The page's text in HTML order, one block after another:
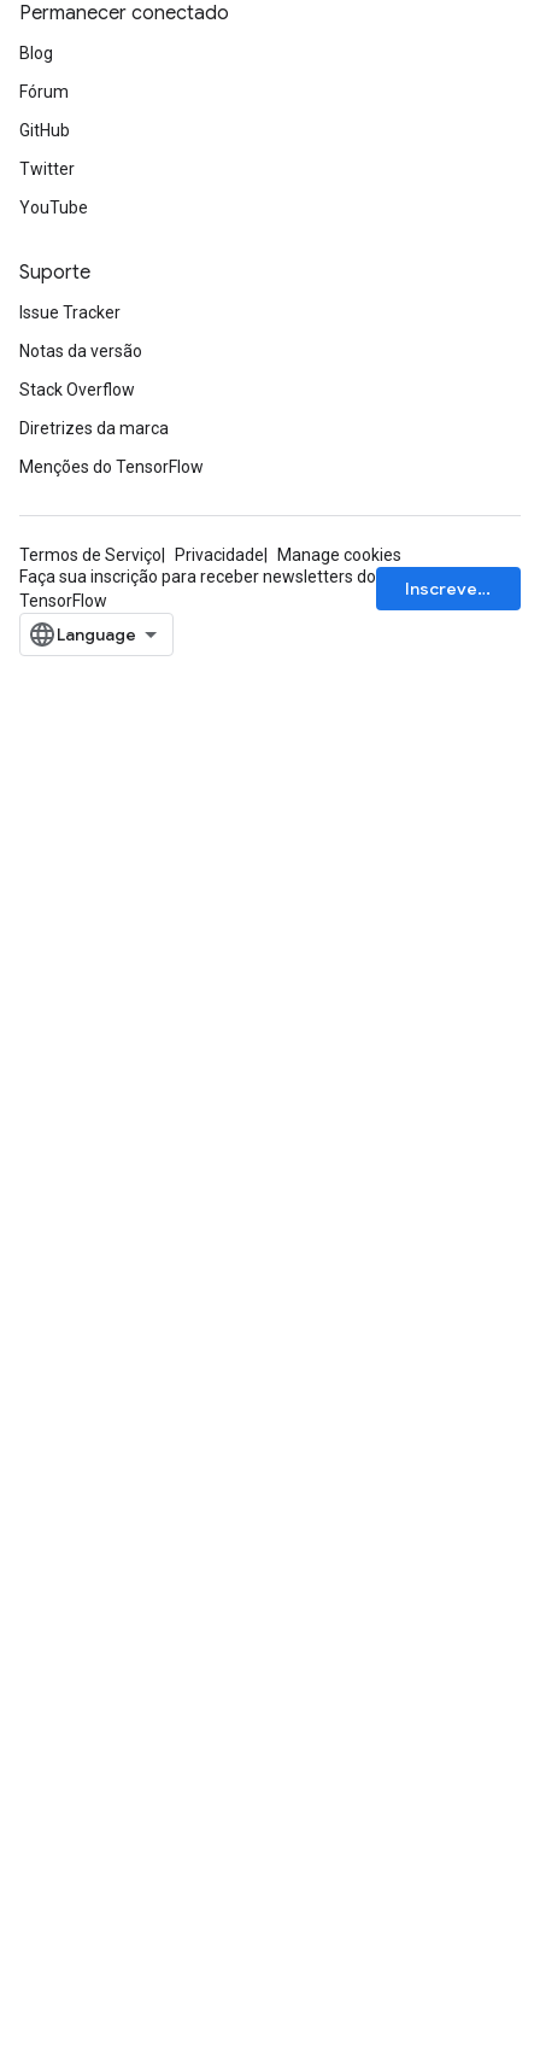
Permanecer conectado
Blog
Fórum
GitHub
Twitter
YouTube
Suporte
Issue Tracker
Notas da versão
Stack Overflow
Diretrizes da marca
Menções do TensorFlow
Termos de Serviço Privacidade
Manage cookies
Faça sua inscrição para receber newsletters do
TensorFlow
Inscrever-se